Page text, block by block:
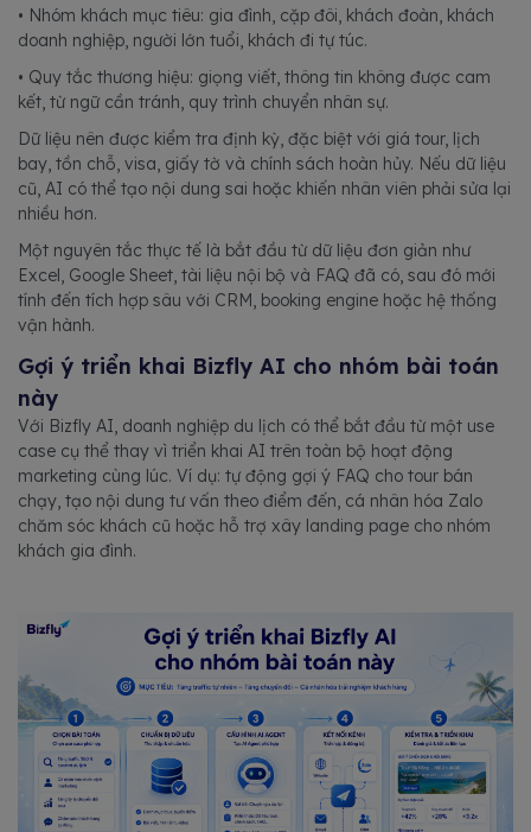
• Nhóm khách mục tiêu: gia đình, cặp đôi, khách đoàn, khách
doanh nghiệp, người lớn tuổi, khách đi tự túc.
• Quy tắc thương hiệu: giọng viết, thông tin không được cam
kết, từ ngữ cần tránh, quy trình chuyển nhân sự.
Dữ liệu nên được kiểm tra định kỳ, đặc biệt với giá tour, lịch
bay, tồn chỗ, visa, giấy tờ và chính sách hoàn hủy. Nếu dữ liệu
cũ, AI có thể tạo nội dung sai hoặc khiến nhân viên phải sửa lại
nhiều hơn.
Một nguyên tắc thực tế là bắt đầu từ dữ liệu đơn giản như
Excel, Google Sheet, tài liệu nội bộ và FAQ đã có, sau đó mới
tính đến tích hợp sâu với CRM, booking engine hoặc hệ thống
vận hành.
Gợi ý triển khai Bizfly AI cho nhóm bài toán
này
Với Bizfly AI, doanh nghiệp du lịch có thể bắt đầu từ một use
case cụ thể thay vì triển khai AI trên toàn bộ hoạt động
marketing cùng lúc. Ví dụ: tự động gợi ý FAQ cho tour bán
chạy, tạo nội dung tư vấn theo điểm đến, cá nhân hóa Zalo
chăm sóc khách cũ hoặc hỗ trợ xây landing page cho nhóm
khách gia đình.